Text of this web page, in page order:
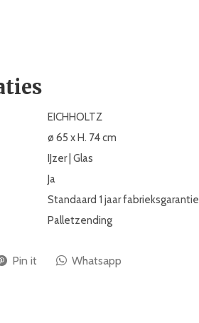
EICHHOLTZ
ø 65 x H. 74 cm
IJzer | Glas
Ja
Standaard 1 jaar fabrieksgarantie
Palletzending
Pin it Whatsapp